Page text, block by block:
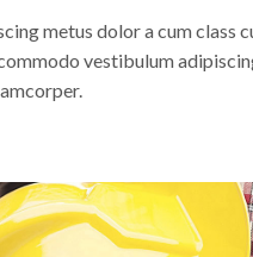
metus dolor a cum class
vestibulum